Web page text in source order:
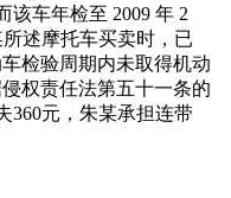
该车年检至 2009 年 2
述摩托车买卖时，已
检验周期内未取得机动
权责任法第五十一条的
360元，朱某承担连带